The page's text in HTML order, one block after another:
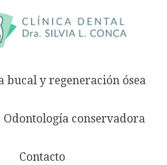
bucal y regeneración ósea
Odontología conservadora
Contacto